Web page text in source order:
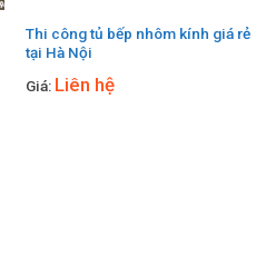
Thi công tủ bếp nhôm kính giá rẻ
tại Hà Nội
Giá: Liên hệ